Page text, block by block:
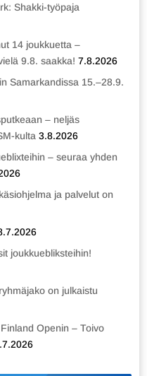
Shakki-työpaja
14 joukkuetta –
9.8. saakka! 7.8.2026
Samarkandissa 15.–28.9.
– neljäs
kulta 3.8.2026
– seuraa yhden
ja palvelut on
joukkuebliksteihin!
on julkaistu
Openin – Toivo